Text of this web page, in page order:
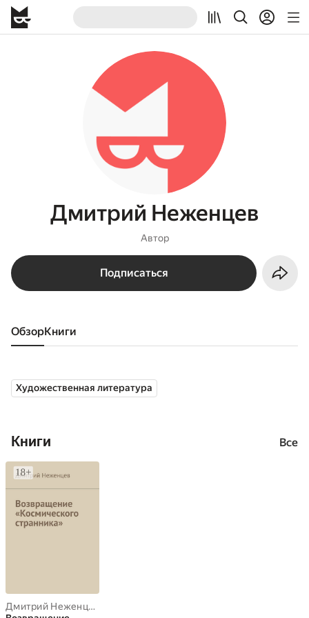
Дмитрий Неженцев
Автор
Подписаться
Обзор книги
Художественная литература
Книги Все
Дмитрий Неженцев